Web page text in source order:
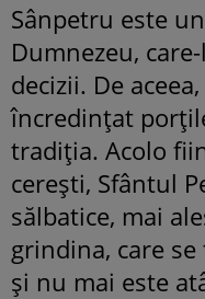
Sânpetru este
Dumnezeu,
decizii. De
încredinţat
tradiţia. Acolo
cereşti, Sfântul
sălbatice, mai
grindina, care
şi nu mai este